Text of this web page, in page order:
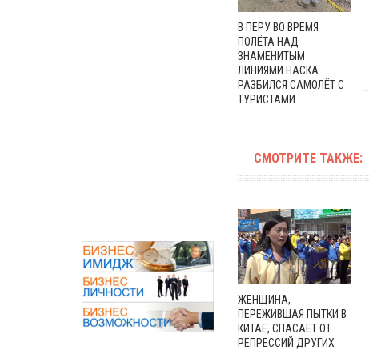
В ПЕРУ ВО ВРЕМЯ
ПОЛЁТА НАД
ЗНАМЕНИТЫМ
ЛИНИЯМИ НАСКА
РАЗБИЛСЯ САМОЛЁТ С
ТУРИСТАМИ
СМОТРИТЕ ТАКЖЕ:
ЖЕНЩИНА,
ПЕРЕЖИВШАЯ ПЫТКИ В
КИТАЕ, СПАСАЕТ ОТ
РЕПРЕССИЙ ДРУГИХ